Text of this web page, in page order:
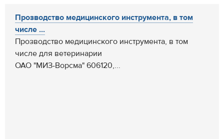
Прозводство медицинского инструмента, в том
числе ...
Прозводство медицинского инструмента, в том
числе для ветеринарии
ОАО "МИЗ-Ворсма" 606120,...